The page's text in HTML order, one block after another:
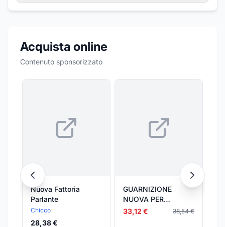
Acquista online
Contenuto sponsorizzato
Nuova Fattoria
Parlante
Chicco
28,38 €
GUARNIZIONE
NUOVA PER
GALLEGGIANTE
33,12 € 38,54 €